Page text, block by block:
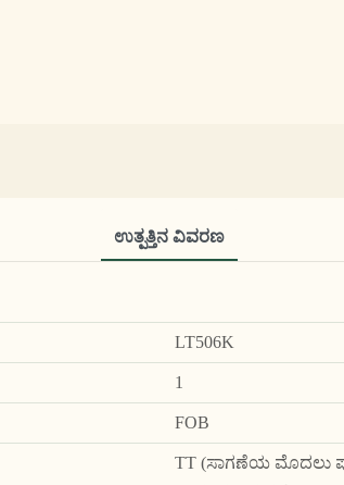
ಉತ್ಪತ್ತಿನ ವಿವರಣ
LT506K
1
FOB
TT (ಸಾಗಣೆಯ ಮೊದಲು